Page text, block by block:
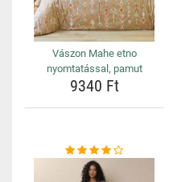
Vászon Mahe etno
nyomtatással, pamut
9340 Ft